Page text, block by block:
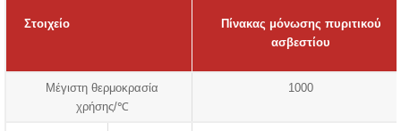
Στοιχείο
Πίνακας μόνωσης πυριτικού
ασβεστίου
Μέγιστη θερμοκρασία
χρήσης/℃
1000